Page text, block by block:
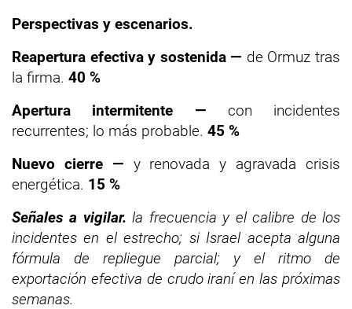
Perspectivas y escenarios.
Reapertura efectiva y sostenida — de Ormuz tras
la firma. 40 %
Apertura intermitente — con incidentes
recurrentes; lo más probable. 45 %
Nuevo cierre — y renovada y agravada crisis
energética. 15 %
Señales a vigilar.la frecuencia y el calibre de los
incidentes en el estrecho; si Israel acepta alguna
fórmula de repliegue parcial; y el ritmo de
exportación efectiva de crudo iraní en las próximas
semanas.